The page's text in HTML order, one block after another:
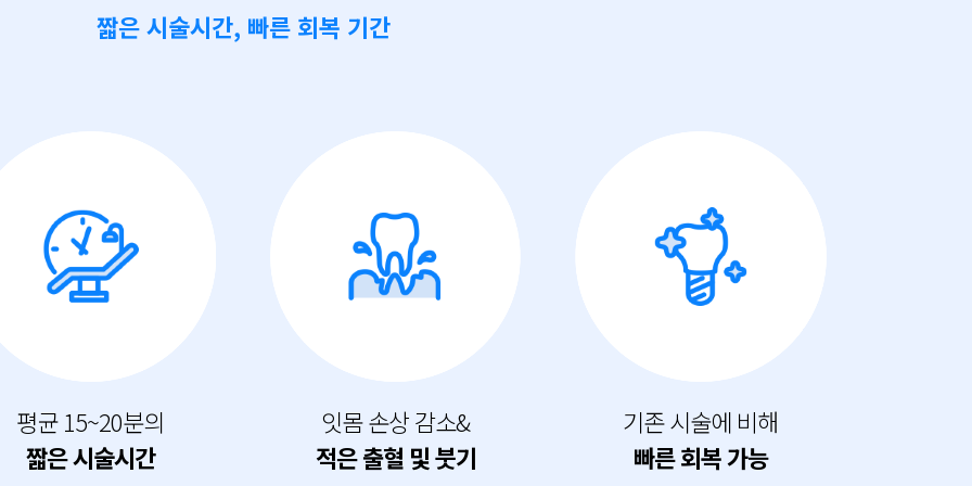
짧은 시술시간, 빠른 회복 기간
평균 15~20분의
짧은 시술시간
잇몸 손상 감소&
적은 출혈 및 붓기
기존 시술에 비해
빠른 회복 가능